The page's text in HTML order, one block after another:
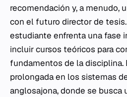
recomendación y, a menudo,
con el futuro director de
estudiante enfrenta una fase
incluir cursos teóricos para
fundamentos de la disciplina.
prolongada en los sistemas
anglosajona, donde se busca